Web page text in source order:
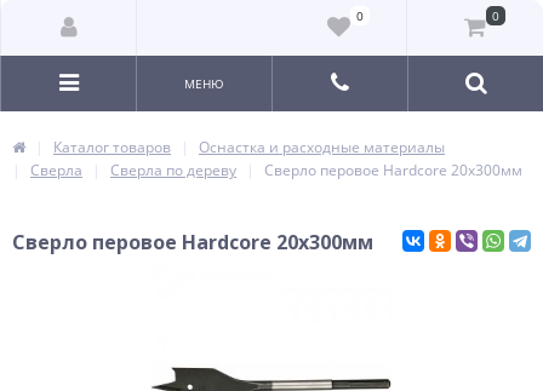
0 0
МЕНЮ
Каталог товаров
Оснастка и расходные материалы
Сверла
Сверла по дереву Сверло перовое Hardcore 20х300мм
Сверло перовое Hardcore 20х300мм